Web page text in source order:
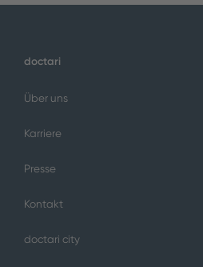
doctari
Über uns
Karriere
Presse
Kontakt
doctari city